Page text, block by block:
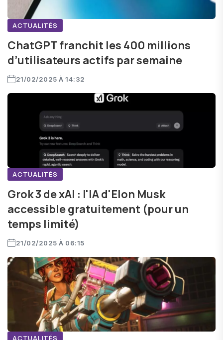
ACTUALITÉS
ChatGPT franchit les 400 millions
d’utilisateurs actifs par semaine
21/02/2025 À 14:32
ACTUALITÉS
Grok 3 de xAI : l'IA d'Elon Musk
accessible gratuitement (pour un
temps limité)
21/02/2025 À 06:15
ACTUALITÉS